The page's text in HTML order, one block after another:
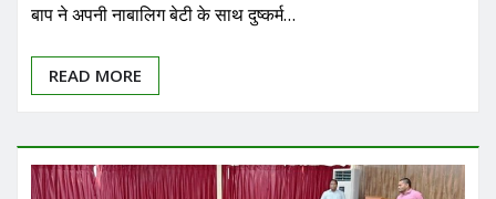
बाप ने अपनी नाबालिग बेटी के साथ दुष्कर्म…
READ MORE